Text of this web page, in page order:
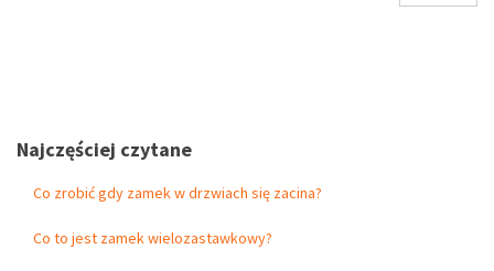
Najczęściej czytane
Co zrobić gdy zamek w drzwiach się zacina?
Co to jest zamek wielozastawkowy?